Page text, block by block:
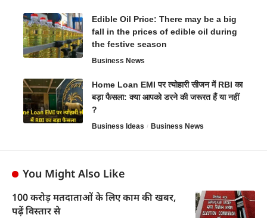
Edible Oil Price: There may be a big
fall in the prices of edible oil during
the festive season
Business News
Home Loan EMI पर त्योहारी सीजन में RBI का
बड़ा फैसला: क्या आपको डरने की जरूरत हैं या नहीं
?
Business Ideas Business News
You Might Also Like
100 करोड़ मतदाताओं के लिए काम की खबर,
पढ़ें विस्तार से